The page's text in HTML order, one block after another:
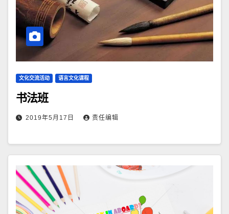
文化交流活动 语言文化课程
书法班
2019年5月17日 责任编辑